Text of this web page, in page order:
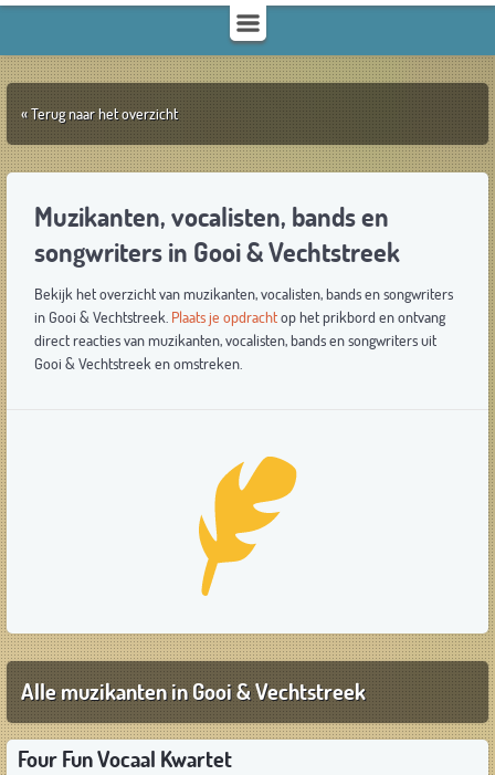
« Terug naar het overzicht
Muzikanten, vocalisten, bands en
songwriters in Gooi & Vechtstreek
Bekijk het overzicht van muzikanten, vocalisten, bands en songwriters
in Gooi & Vechtstreek. Plaats je opdrachtop het prikbord en ontvang
direct reacties van muzikanten, vocalisten, bands en songwriters uit
Gooi & Vechtstreek en omstreken.
Alle muzikanten in Gooi & Vechtstreek
Four Fun Vocaal Kwartet